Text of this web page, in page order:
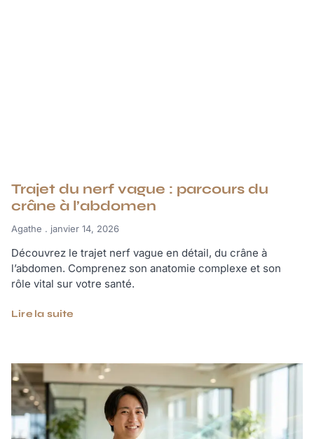
Trajet du nerf vague : parcours du
crâne à l’abdomen
Agathe janvier 14, 2026
Découvrez le trajet nerf vague en détail, du crâne à
l’abdomen. Comprenez son anatomie complexe et son
rôle vital sur votre santé.
Lire la suite